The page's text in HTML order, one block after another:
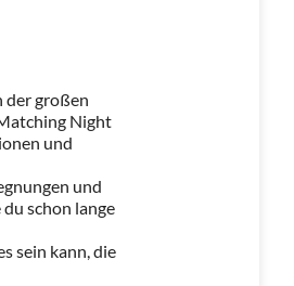
der großen
Night
und
und
schon lange
sein kann, die